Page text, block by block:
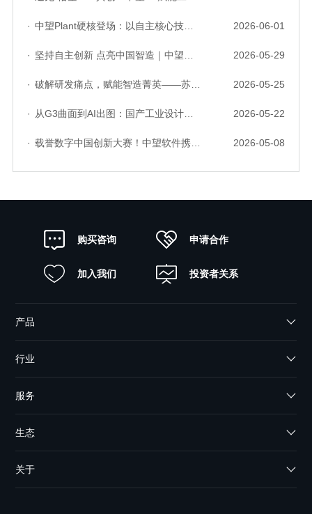
· 中望Plant硬核登场：以自主核心技术，破解流程工业数据一致性与协同困境 2026-06-01
· 坚持自主创新 点亮中国智造｜中望软件亮相第十届中国网络版权保护与发展大会 2026-05-29
· 破解研发痛点，赋能智造菁英——苏州研发菁英 CTO 成长营暨高级人才认证启动会圆满落幕 2026-05-25
· 从G3曲面到AI出图：国产工业设计软件的硬实力到底怎么样了？ 2026-05-22
· 载誉数字中国创新大赛！中望软件携手三家伙伴，斩获信创赛道多项大奖 2026-05-08
购买咨询 申请合作
加入我们 投资者关系
产品
行业
服务
生态
关于